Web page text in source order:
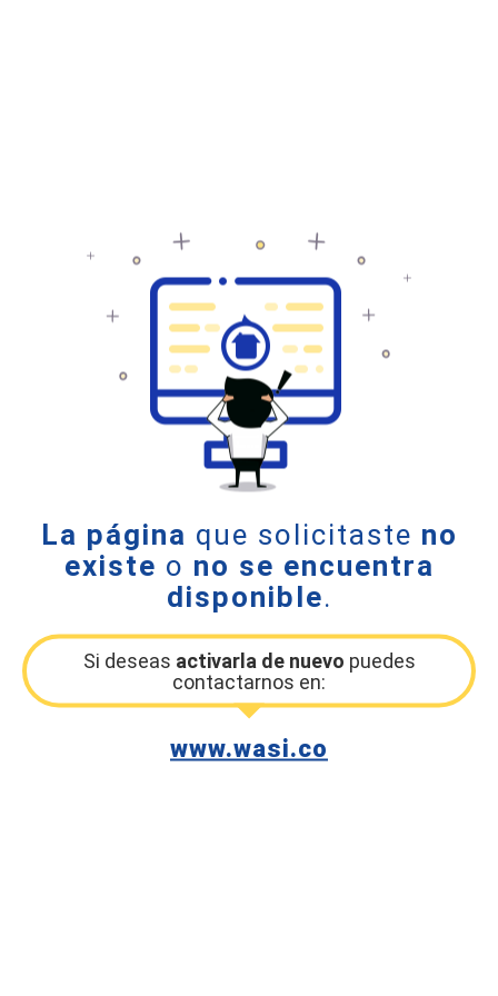
La página que solicitaste no
existe o no se encuentra
disponible.
Si deseas activarla de nuevo puedes
contactarnos en:
www.wasi.co